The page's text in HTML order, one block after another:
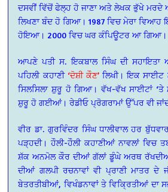
ਦਸਵੀਂ ਵਿੱਚੋਂ ਫੇਲ੍ਹ ਹੋ ਜਾਣਾ ਅਤੇ ਲੇਖਕ ਭੁੱਖੇ
ਲਿਖਣਾ ਬੰਦ ਹੋ ਗਿਆ। 1987 ਵਿਚ ਮੇਰਾ ਵਿਆਹ
ਹੋਇਆ। 2000 ਵਿਚ ਘਰ ਕੰਪਿਊਟਰ ਆ ਗਿਆ।
ਆਪਣੇ ਪਤੀ ਸ. ਇਕਬਾਲ ਸਿੰਘ ਦੀ ਸਹਾਇਤਾ
ਪਹਿਲੀ ਕਹਾਣੀ ‘ਦੋਸ਼ੀ ਕੌਣ’ਲਿਖੀ। ਇਕ ਸਾਈਟ
ਸਿਲਸਿਲਾ ਸ਼ੁਰੂ ਹੋ ਗਿਆ। ਵੱਖ-ਵੱਖ ਸਾਈਟਾਂ
ਸ਼ੁਰੂ ਹੋ ਗਈਆਂ। ਰੇਡੀਓ ਪ੍ਰੋਗਰਾਮਾਂ ਉੱਪਰ ਵੀ
ਵੀਰ ਡਾ. ਗੁਰਵਿੰਦਰ ਸਿੰਘ ਧਾਲੀਵਾਲ ਹਰ
ਪੜ੍ਹਦੀ। ਹੌਲੀ-ਹੌਲੀ ਕਹਾਣੀਆਂ ਨਾਵਲਾਂ ਵਿਚ
ਸ਼ੱਕ ਅਨਮੋਲ ਕੌਰ ਦੀਆਂ ਗੱਲਾਂ ਡੂੰਘੇ ਅਰਥ
ਦੀਆਂ ਗਲਪੀ ਰਚਨਾਵਾਂ ਵੀ ਪ੍ਰਾਣੀ ਮਾਤਰ ਦੇ
ਬੇਤਰਤੀਬੀਆਂ, ਵਿਖੰਡਨਾਵਾਂ ਤੇ ਵਿਕ੍ਰਿਤੀਆਂ ਦਾ